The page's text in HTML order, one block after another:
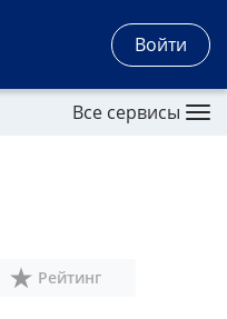
Войти
Все сервисы
Рейтинг